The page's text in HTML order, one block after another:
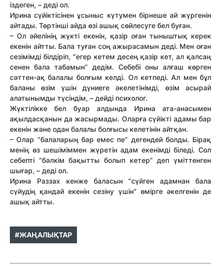
іздеген, – деді ол.
Ирина сүйіктісінен ұсыныс күтумен бірнеше ай жүргенін
айтады. Төртінші айда өзі ашық сөйлесуге бел буған.
– Ол әйелінің жүкті екенін, қазір оған тыныштық керек
екенін айтты. Бала туған соң ажырасамын деді. Мен оған
сезімімді білдіріп, “егер кетем десең қазір кет, ал қалсаң
сенен бала табамын” дедім. Себебі оны алғаш көрген
сәттен-ақ балалы болғым келді. Ол кетпеді. Ал мен бұл
баланы өзім үшін дүниеге әкелетінімді, өзім асырай
алатынымды түсіндім, – дейді психолог.
Жүктілікке бел буар алдында Ирина ата-анасымен
ақылдасқанын да жасырмады. Оларға сүйікті адамы бар
екенін және одан балалы болғысы келетінін айтқан.
– Олар “балаларың бар емес пе” дегендей болды. Бірақ
менің өз шешіміммен жүретін адам екенімді біледі. Сол
себепті “бәлкім бақытты болып кетер” деп үміттенген
шығар, – деді ол.
Ирина Раззах кенже баласын “сүйген адамнан бала
сүйудің қандай екенін сезіну үшін” өмірге әкелгенін де
ашық айтты.
#ЖАҢАЛЫҚТАР